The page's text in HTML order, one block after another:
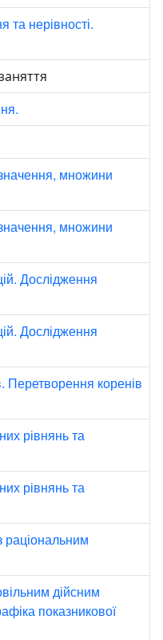
та нерівності.
множини
множини
Дослідження
Дослідження
Перетворення коренів
рівнянь та
рівнянь та
раціональним
дійсним
показникової